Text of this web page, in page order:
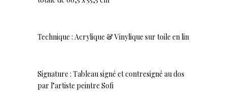
Technique : Acrylique & Vinylique sur toile en lin
Signature : Tableau signé et contresigné au dos
par l’artiste peintre Sofi